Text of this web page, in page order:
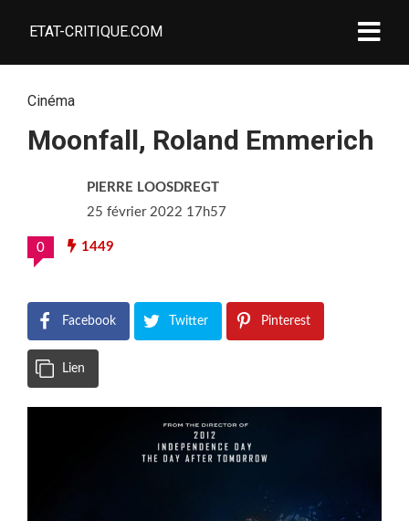
ETAT-CRITIQUE.COM
Cinéma
Moonfall, Roland Emmerich
PIERRE LOOSDREGT
25 février 2022 17h57
0 1449
Facebook Twitter Pinterest
Lien